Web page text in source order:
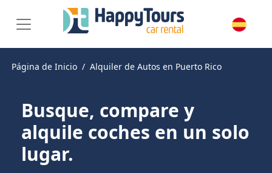
Página de Inicio Alquiler de Autos en Puerto Rico
Busque, compare y
alquile coches en un solo
lugar.